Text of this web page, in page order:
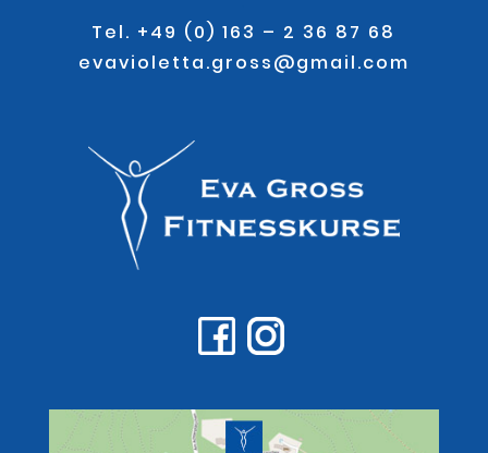
Tel. +49 (0) 163 – 2 36 87 68
evavioletta.gross@gmail.com